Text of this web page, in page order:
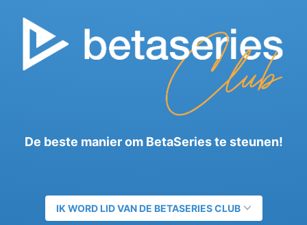
De beste manier om BetaSeries te steunen!
IK WORD LID VAN DE BETASERIES CLUB